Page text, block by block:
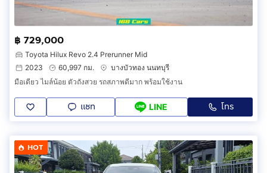
฿ 729,000
Toyota Hilux Revo 2.4 Prerunner Mid
2023
60,997 กม.
บางบัวทอง นนทบุรี
มือเดียว ไมล์น้อย ตัวถังสวย รถสภาพดีมาก พร้อมใช้งาน
แชท LINE โทร
HOT